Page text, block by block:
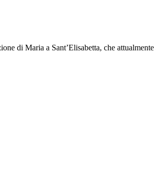
di Maria a Sant’Elisabetta, che